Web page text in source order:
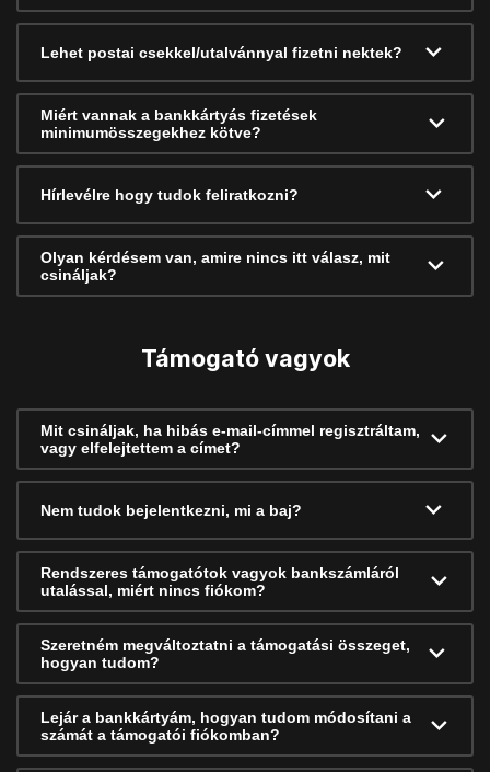
Lehet postai csekkel/utalvánnyal fizetni nektek?
Miért vannak a bankkártyás fizetések
minimumösszegekhez kötve?
Hírlevélre hogy tudok feliratkozni?
Olyan kérdésem van, amire nincs itt válasz, mit
csináljak?
Támogató vagyok
Mit csináljak, ha hibás e-mail-címmel regisztráltam,
vagy elfelejtettem a címet?
Nem tudok bejelentkezni, mi a baj?
Rendszeres támogatótok vagyok bankszámláról
utalással, miért nincs fiókom?
Szeretném megváltoztatni a támogatási összeget,
hogyan tudom?
Lejár a bankkártyám, hogyan tudom módosítani a
számát a támogatói fiókomban?